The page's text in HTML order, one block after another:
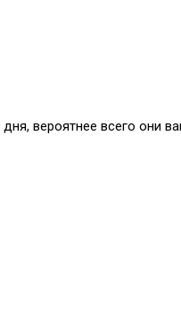
вероятнее всего они